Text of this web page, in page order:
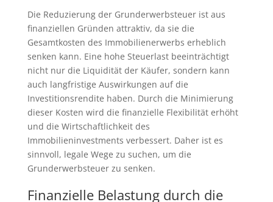
Die Reduzierung der Grunderwerbsteuer ist aus
finanziellen Gründen attraktiv, da sie die
Gesamtkosten des Immobilienerwerbs erheblich
senken kann. Eine hohe Steuerlast beeinträchtigt
nicht nur die Liquidität der Käufer, sondern kann
auch langfristige Auswirkungen auf die
Investitionsrendite haben. Durch die Minimierung
dieser Kosten wird die finanzielle Flexibilität erhöht
und die Wirtschaftlichkeit des
Immobilieninvestments verbessert. Daher ist es
sinnvoll, legale Wege zu suchen, um die
Grunderwerbsteuer zu senken.
Finanzielle Belastung durch die